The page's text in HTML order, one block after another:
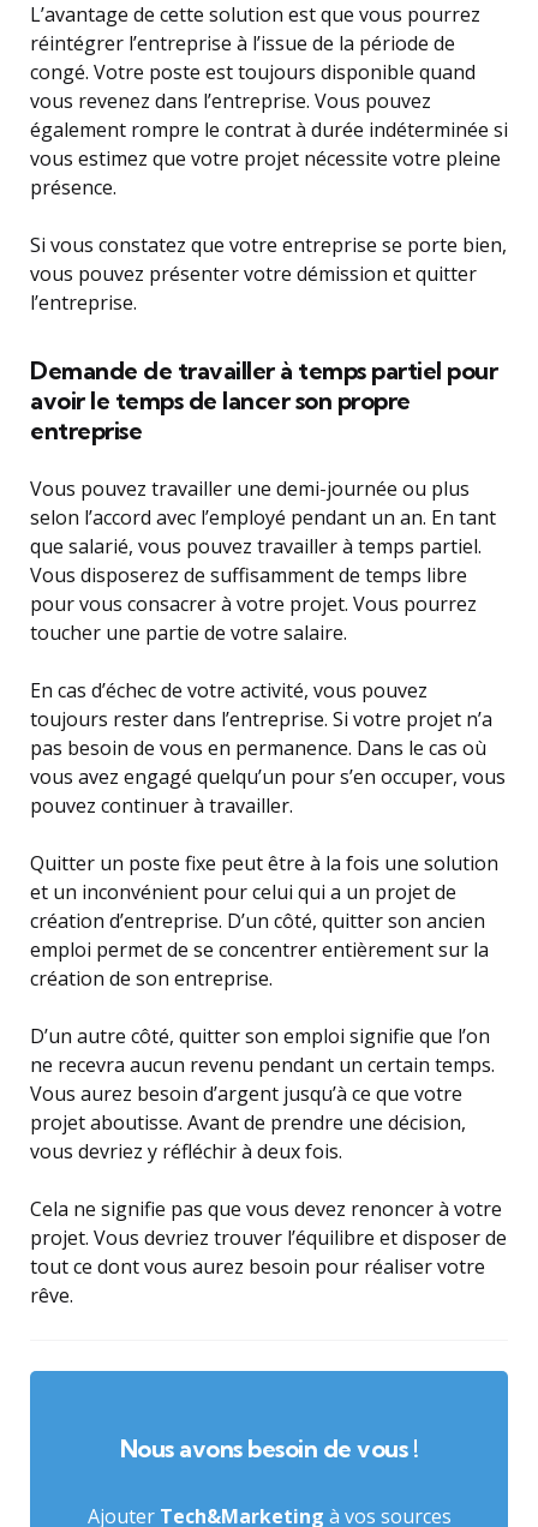
L’avantage de cette solution est que vous pourrez
réintégrer l’entreprise à l’issue de la période de
congé. Votre poste est toujours disponible quand
vous revenez dans l’entreprise. Vous pouvez
également rompre le contrat à durée indéterminée si
vous estimez que votre projet nécessite votre pleine
présence.
Si vous constatez que votre entreprise se porte bien,
vous pouvez présenter votre démission et quitter
l’entreprise.
Demande de travailler à temps partiel pour
avoir le temps de lancer son propre
entreprise
Vous pouvez travailler une demi-journée ou plus
selon l’accord avec l’employé pendant un an. En tant
que salarié, vous pouvez travailler à temps partiel.
Vous disposerez de suffisamment de temps libre
pour vous consacrer à votre projet. Vous pourrez
toucher une partie de votre salaire.
En cas d’échec de votre activité, vous pouvez
toujours rester dans l’entreprise. Si votre projet n’a
pas besoin de vous en permanence. Dans le cas où
vous avez engagé quelqu’un pour s’en occuper, vous
pouvez continuer à travailler.
Quitter un poste fixe peut être à la fois une solution
et un inconvénient pour celui qui a un projet de
création d’entreprise. D’un côté, quitter son ancien
emploi permet de se concentrer entièrement sur la
création de son entreprise.
D’un autre côté, quitter son emploi signifie que l’on
ne recevra aucun revenu pendant un certain temps.
Vous aurez besoin d’argent jusqu’à ce que votre
projet aboutisse. Avant de prendre une décision,
vous devriez y réfléchir à deux fois.
Cela ne signifie pas que vous devez renoncer à votre
projet. Vous devriez trouver l’équilibre et disposer de
tout ce dont vous aurez besoin pour réaliser votre
rêve.
Nous avons besoin de vous !
Ajouter Tech&Marketing à vos sources